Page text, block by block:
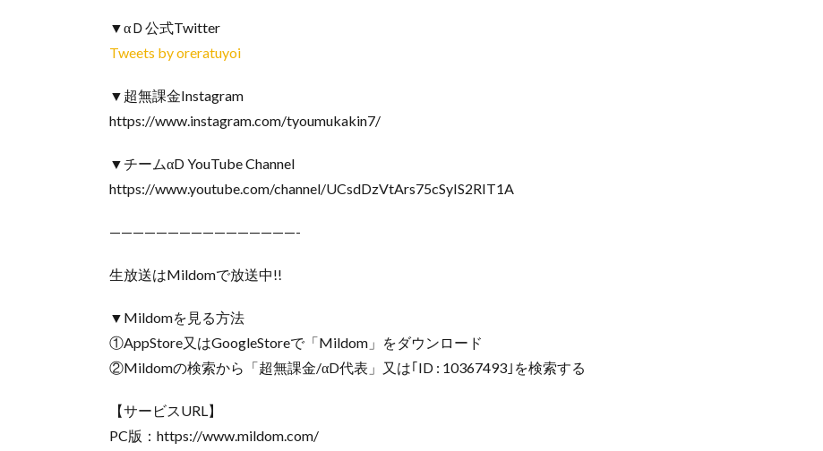
▼αＤ公式Twitter
Tweets by oreratuyoi
▼超無課金Instagram
https://www.instagram.com/tyoumukakin7/
▼チームαD YouTube Channel
https://www.youtube.com/channel/UCsdDzVtArs75cSyIS2RIT1A
————————————————-
生放送はMildomで放送中!!
▼Mildomを見る方法
①AppStore又はGoogleStoreで「Mildom」をダウンロード
②Mildomの検索から「超無課金/αD代表」又は｢ID : 10367493｣を検索する
【サービスURL】
PC版：https://www.mildom.com/